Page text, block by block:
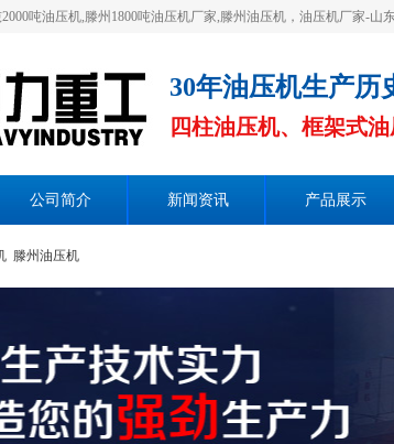
2000吨油压机,滕州1800吨油压机厂家,滕州油压机，油压机厂家-山
30年油压机生产历
四柱油压机、框架式
公司简介 新闻资讯 产品展示
滕州油压机